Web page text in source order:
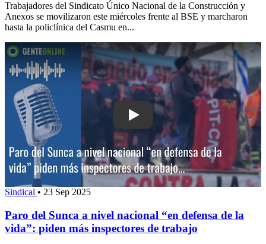
Trabajadores del Sindicato Único Nacional de la Construcción y
Anexos se movilizaron este miércoles frente al BSE y marcharon
hasta la policlínica del Casmu en...
Play: Paro del Sunca a nivel nacional
Sindical • 23 Sep 2025
Paro del Sunca a nivel nacional “en defensa de la
vida”: piden más inspectores de trabajo